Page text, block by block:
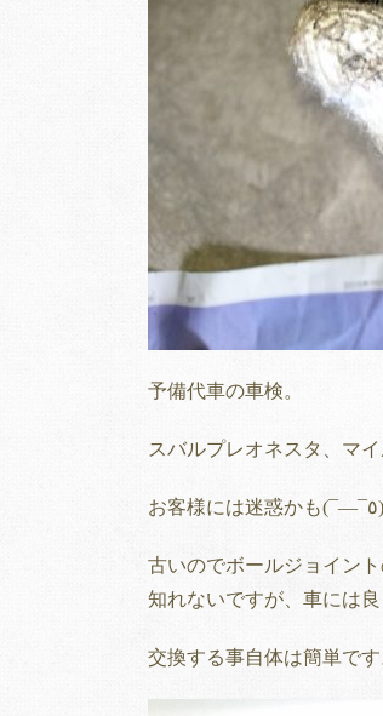
予備代車の車検。
スバルプレオネスタ、マ
お客様には迷惑かも(¯―¯٥)
古いのでボールジョイン
知れないですが、車には
交換する事自体は簡単で